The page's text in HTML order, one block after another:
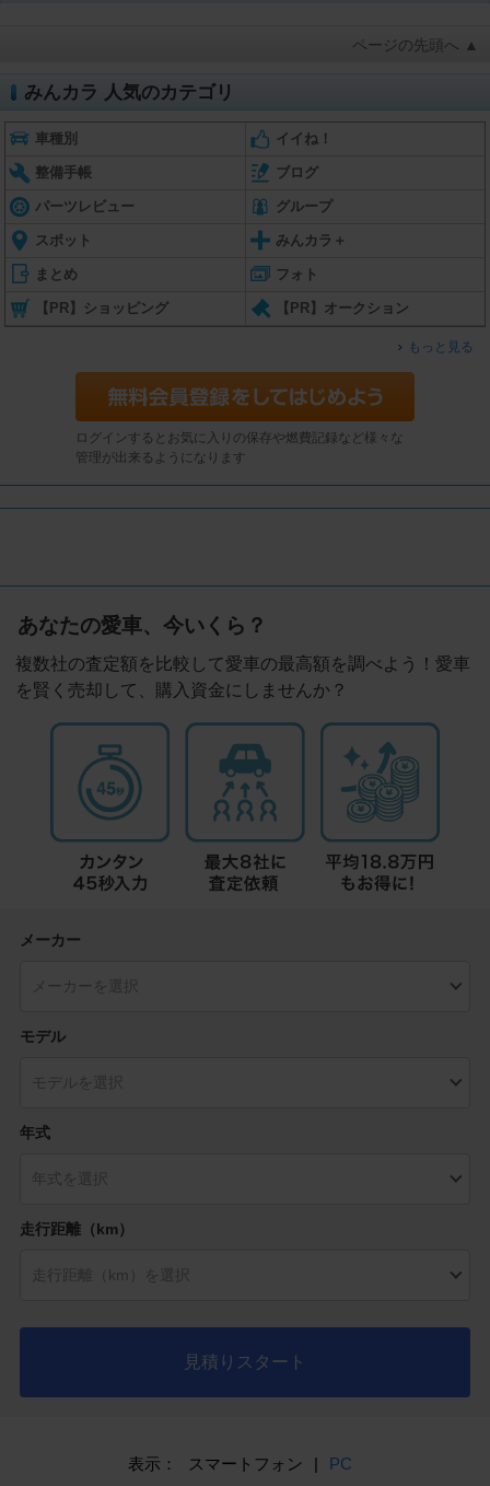
ページの先頭へ ▲
みんカラ 人気のカテゴリ
車種別 イイね！
整備手帳 ブログ
パーツレビュー グループ
スポット みんカラ＋
まとめ フォト
【PR】ショッピング 【PR】オークション
もっと見る
ログインするとお気に入りの保存や燃費記録など様々な
管理が出来るようになります
あなたの愛車、今いくら？
複数社の査定額を比較して愛車の最高額を調べよう！愛車
を賢く売却して、購入資金にしませんか？
メーカー
モデル
年式
走行距離（km）
見積りスタート
表示： スマートフォン | PC